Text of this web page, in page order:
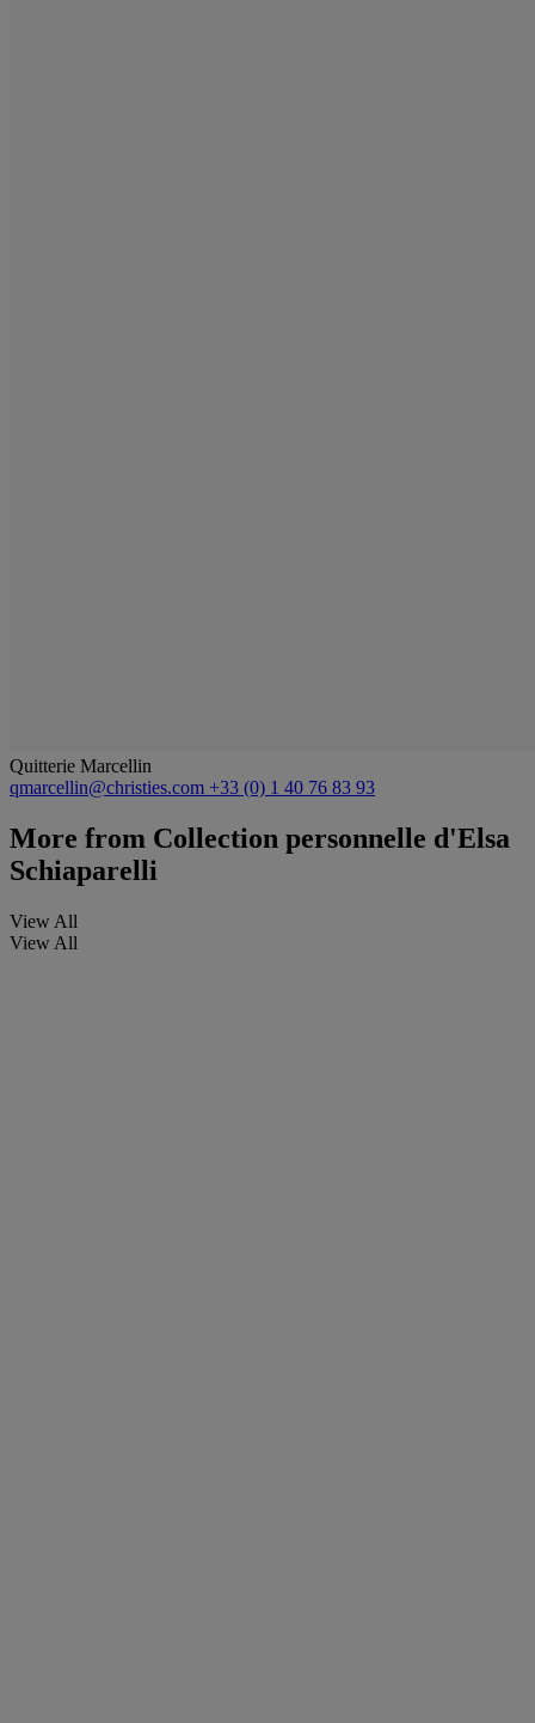
Quitterie Marcellin
qmarcellin@christies.com +33 (0) 1 40 76 83 93
More from Collection personnelle d'Elsa
Schiaparelli
View All
View All